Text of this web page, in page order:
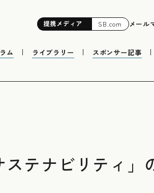
提携メディア SB.com メール
ム ライブラリー スポンサー記事
ステナビリティ」